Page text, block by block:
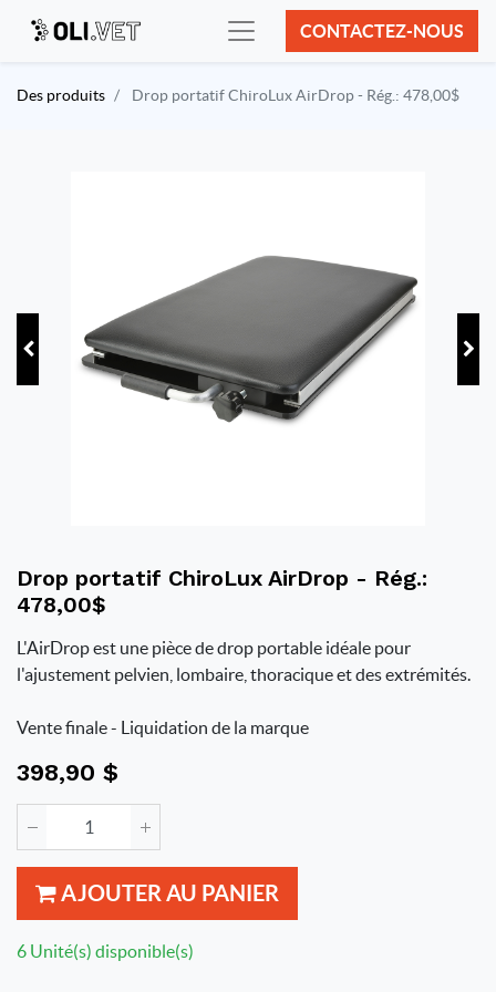
CONTACTEZ-NOUS
Des produits Drop portatif ChiroLux AirDrop - Rég.: 478,00$
Drop portatif ChiroLux AirDrop - Rég.:
478,00$
L'AirDrop est une pièce de drop portable idéale pour
l'ajustement pelvien, lombaire, thoracique et des extrémités.
Vente finale - Liquidation de la marque
398,90 $
AJOUTER AU PANIER
6 Unité(s) disponible(s)